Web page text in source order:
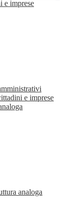
e imprese
e imprese
analoga